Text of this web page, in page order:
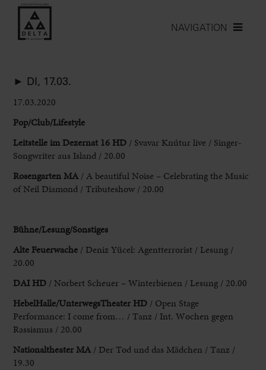
NAVIGATION
► DI, 17.03.
17.03.2020
Pop/Club/Lifestyle
Leitstelle im Dezernat 16 HD / Svavar Knútur live / Singer-
Songwriter aus Island / 20.00
Rosengarten MA / A beautiful Noise – Celebrating the Music
of Neil Diamond / Tributeshow / 20.00
Bühne/Lesung/Sonstiges
Alte Feuerwache / Deniz Yücel: Agentterrorist / Lesung /
20.00
DAI HD / Norbert Scheuer – Winterbienen / Lesung / 20.00
HebelHalle/UnterwegsTheater HD / Open Stage
Performance: I come from… / Tanz / Int. Wochen gegen
Rassismus / 20.00
Nationaltheater MA / Der Tod und das Mädchen / Tanz /
19.30